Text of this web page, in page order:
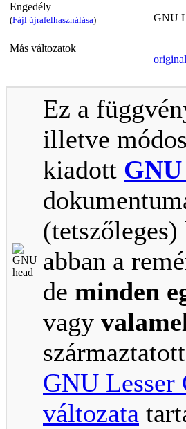
Engedély
(Fájl újrafelhasználása) GNU
Más változatok
Ez a
illetve
kiadott
abban a
de minden
vagy
GNU Lesser
változata